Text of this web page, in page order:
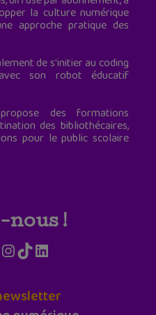
la culture numérique
approche pratique des
de s'initier au coding
son robot éducatif
des formations
des bibliothécaires,
pour le public scolaire
nous !
Instagram
TikTokLinkedIn